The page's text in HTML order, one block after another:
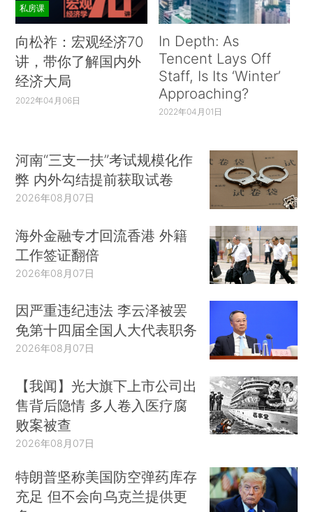
私房课
向松祚：宏观经济70
讲，带你了解国内外
经济大局
2022年04月06日
In Depth: As
Tencent Lays Off
Staff, Is Its ‘Winter’
Approaching?
2022年04月01日
河南“三支一扶”考试规模化作
弊 内外勾结提前获取试卷
2026年08月07日
海外金融专才回流香港 外籍
工作签证翻倍
2026年08月07日
因严重违纪违法 李云泽被罢
免第十四届全国人大代表职务
2026年08月07日
【我闻】光大旗下上市公司出
售背后隐情 多人卷入医疗腐
败案被查
2026年08月07日
特朗普坚称美国防空弹药库存
充足 但不会向乌克兰提供更